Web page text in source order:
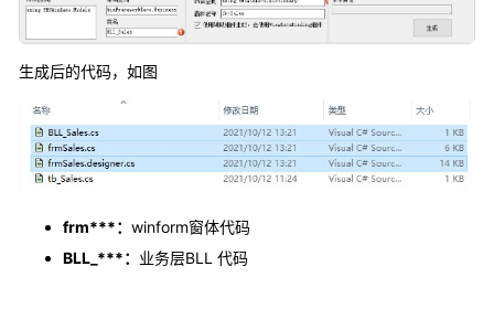
生成后的代码，如图
frm***： winform窗体代码
BLL_***： 业务层BLL 代码